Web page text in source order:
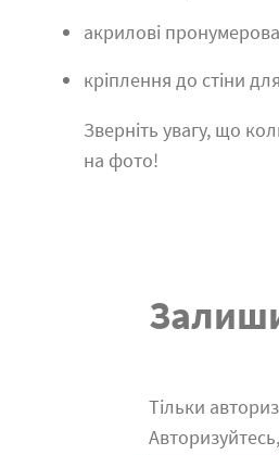
акрилові
кріплення до стіни
Зверніть увагу, що
на фото!
Тільки